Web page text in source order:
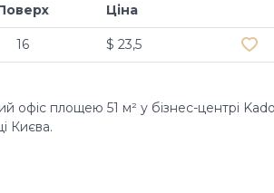
16
Ціна
$ 23,5
офіс площею 51 м² у бізнес-центрі
Києва.